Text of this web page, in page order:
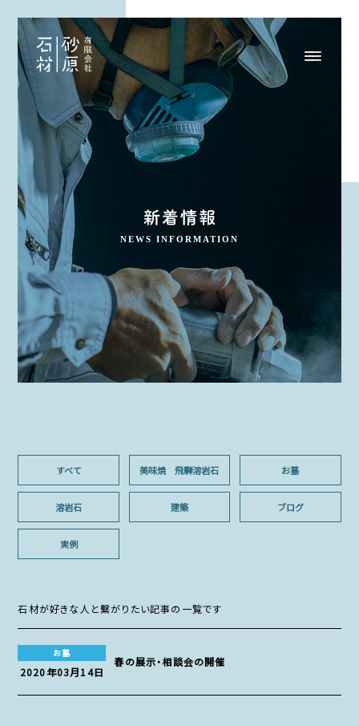
NEWS INFORMATION
すべて 美味焼 飛騨溶岩石 お墓
溶岩石 建築 ブログ
実例
石材が好きな人と繫がりたい記事の一覧です
お墓
2020年03月14日
春の展示・相談会の開催